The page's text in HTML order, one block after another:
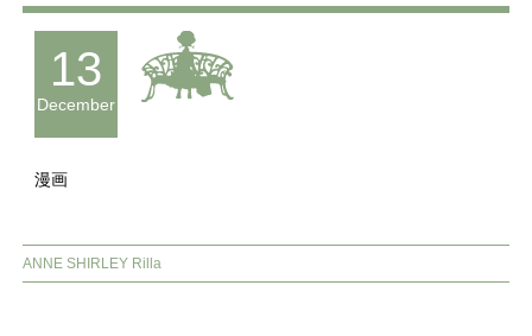
recommend
13
December
漫画
ANNE SHIRLEY Rilla